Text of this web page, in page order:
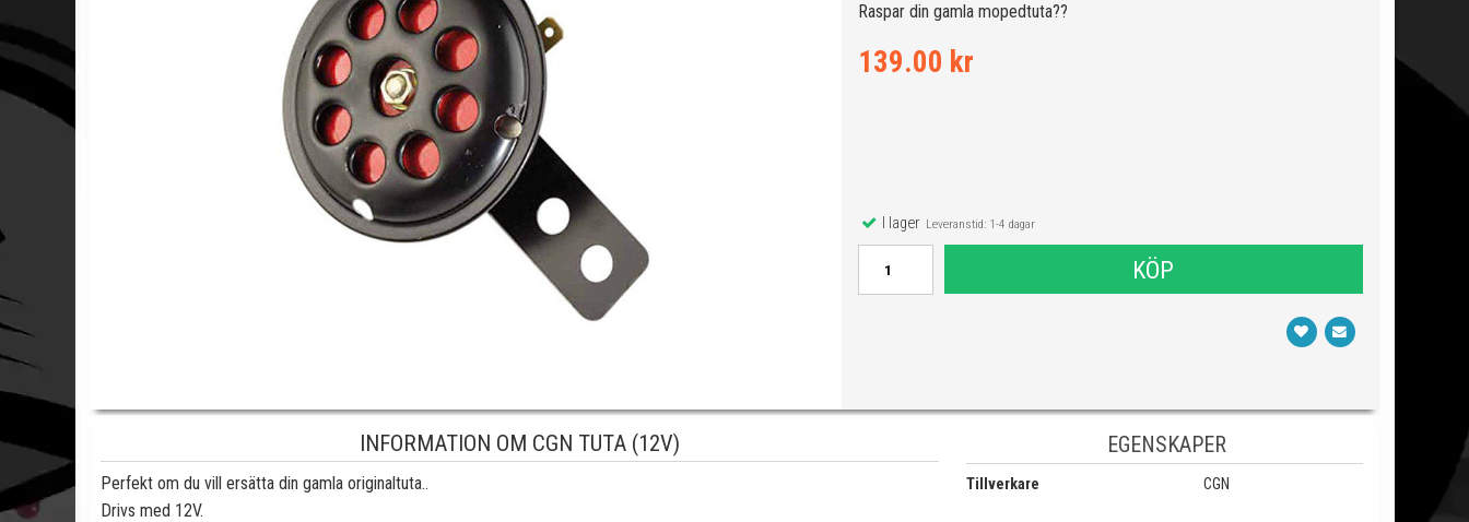
När du valt kommer butiken visa delar för vald moped och universella produkter.
Raspar din gamla mopedtuta??
139.00 kr
I lagerLeveranstid: 1-4 dagar
KÖP
INFORMATION OM CGN TUTA (12V)
Perfekt om du vill ersätta din gamla originaltuta..
Drivs med 12V.
EGENSKAPER
Tillverkare CGN